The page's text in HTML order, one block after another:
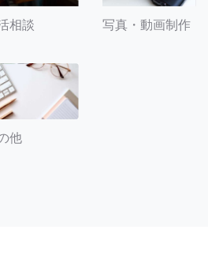
相談 写真・動画制作
他